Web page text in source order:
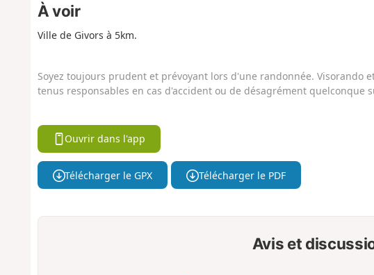
À voir
Ville de Givors à 5km.
Soyez toujours prudent et prévoyant lors d'une randonnée. Visorando
tenus responsables en cas d'accident ou de désagrément quelconque
Ouvrir dans l'app
Télécharger le GPX Télécharger le PDF
Avis et